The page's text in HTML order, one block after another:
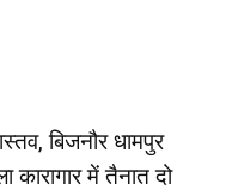
बिजनौर धामपुर
कारागार में तैनात दो